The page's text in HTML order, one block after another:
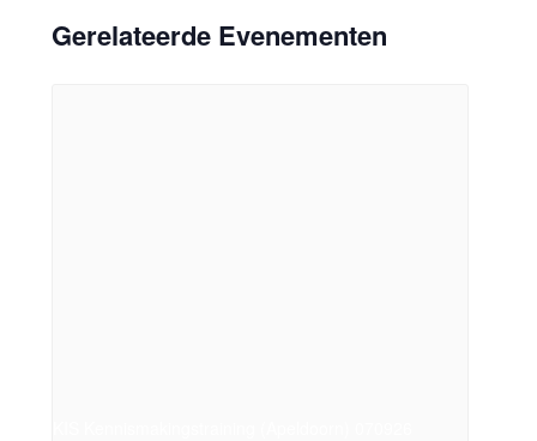
Gerelateerde Evenementen